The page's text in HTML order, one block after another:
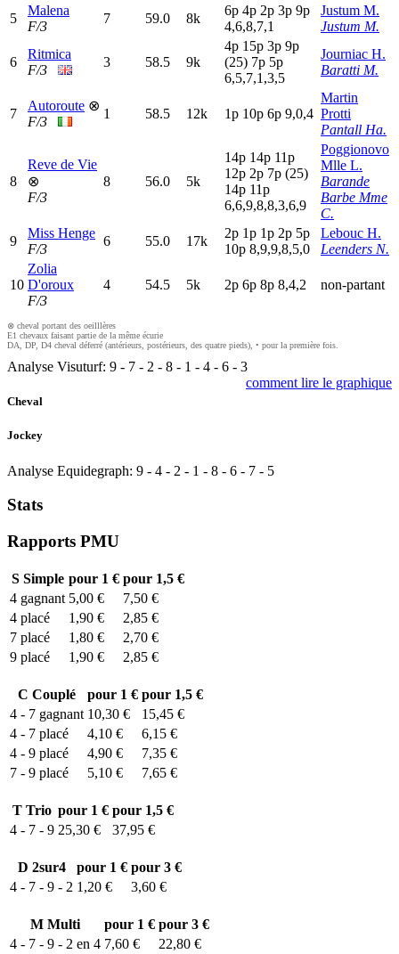
5
Malena
F/3
7 59.0 8k
6p 4p 2p 3p 9p
4,6,8,7,1
Justum M.
Justum M.
6
Ritmica
F/3
3 58.5 9k
4p 15p 3p 9p
(25) 7p 5p
6,5,7,1,3,5
Journiac H.
Baratti M.
7
Autoroute ⊗
F/3
1 58.5 12k 1p 10p 6p 9,0,4
Martin
Protti
Pantall Ha.
8
Reve de Vie
⊗
F/3
8 56.0 5k
14p 14p 11p
12p 2p 7p (25)
14p 11p
6,6,9,8,8,3,6,9
Poggionovo
Mlle L.
Barande
Barbe Mme
C.
9
Miss Henge
F/3
6 55.0 17k
2p 1p 1p 2p 5p
10p 8,9,9,8,5,0
Lebouc H.
Leenders N.
10
Zolia
D'oroux
F/3
4 54.5 5k 2p 6p 8p 8,4,2 non-partant
⊗ cheval portant des oeilllères
E1 chevaux faisant partie de la même écurie
DA, DP, D4 cheval déferré (antérieurs, postérieurs, des quatre pieds), • pour la première fois.
Analyse Visuturf: 9 - 7 - 2 - 8 - 1 - 4 - 6 - 3
comment lire le graphique
Cheval
Jockey
Analyse Equidegraph: 9 - 4 - 2 - 1 - 8 - 6 - 7 - 5
Stats
Rapports PMU
SSimple pour 1 € pour 1,5 €
4 gagnant 5,00 €
7,50 €
4 placé 1,90 €
2,85 €
7 placé 1,80 €
2,70 €
9 placé 1,90 € 2,85 €
C Couplé pour 1 € pour 1,5 €
4 - 7 gagnant 10,30 €
15,45 €
4 - 7 placé 4,10 €
6,15 €
4 - 9 placé 4,90 €
7,35 €
7 - 9 placé 5,10 € 7,65 €
T Trio pour 1 € pour 1,5 €
4 - 7 - 9 25,30 € 37,95 €
D 2sur4 pour 1 € pour 3 €
4 - 7 - 9 - 2 1,20 € 3,60 €
M Multi pour 1 € pour 3 €
4 - 7 - 9 - 2 en 4 7,60 € 22,80 €